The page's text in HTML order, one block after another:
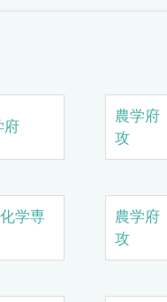
農学
攻
学専
農学
攻